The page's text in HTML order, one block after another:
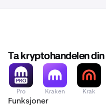
Ta kryptohandelen
Pro Kraken Krak
Funksjoner